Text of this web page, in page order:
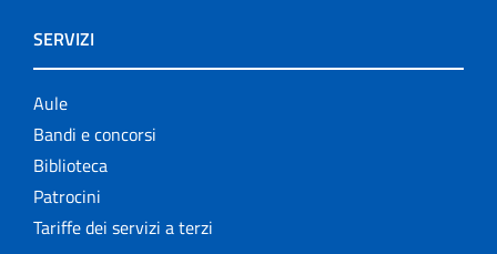
SERVIZI
Aule
Bandi e concorsi
Biblioteca
Patrocini
Tariffe dei servizi a terzi